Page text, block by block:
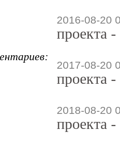
2016-08-20
проекта
2017-08-20
проекта
2018-08-20
проекта